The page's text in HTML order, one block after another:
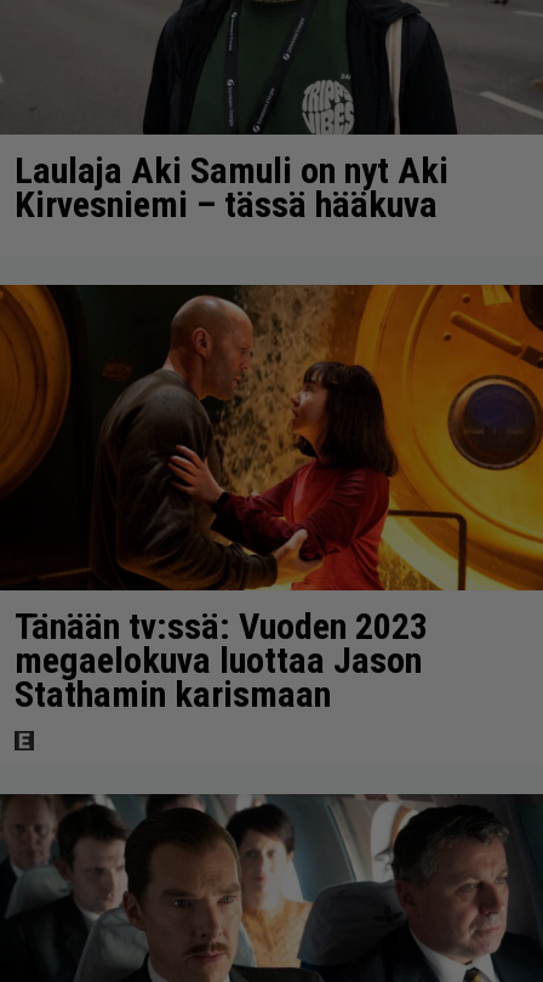
Laulaja Aki Samuli on nyt Aki
Kirvesniemi – tässä hääkuva
Tänään tv:ssä: Vuoden 2023
megaelokuva luottaa Jason
Stathamin karismaan